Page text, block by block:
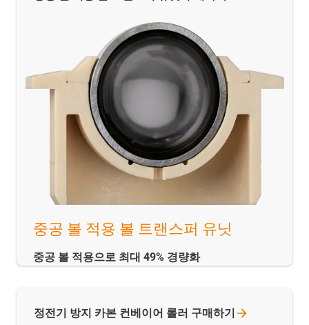
중공 볼 적용 볼 트랜스퍼 유닛
중공 볼 적용으로 최대 49% 경량화
정전기 방지 카본 컨베이어 롤러 구매하기